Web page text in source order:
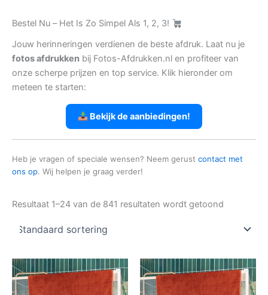
Bestel Nu – Het Is Zo Simpel Als 1, 2, 3!
Jouw herinneringen verdienen de beste afdruk. Laat nu je
fotos afdrukken bij Fotos-Afdrukken.nl en profiteer van
onze scherpe prijzen en top service. Klik hieronder om
meteen te starten:
Bekijk de aanbiedingen!
Heb je vragen of speciale wensen? Neem gerust contact met
ons op. Wij helpen je graag verder!
Resultaat 1–24 van de 841 resultaten wordt getoond